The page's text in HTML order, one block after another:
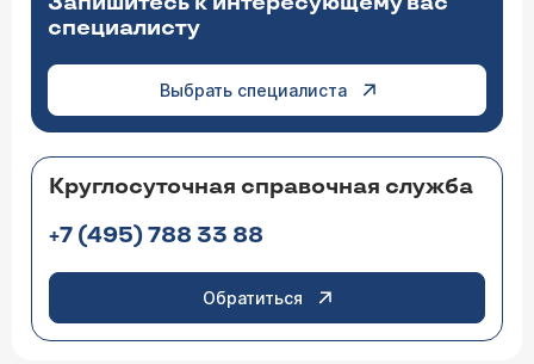
специалисту
Выбрать специалиста
Круглосуточная справочная служба
+7 (495) 788 33 88
Обратиться